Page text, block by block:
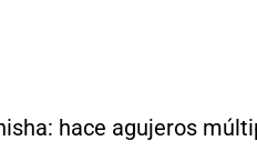
hace agujeros